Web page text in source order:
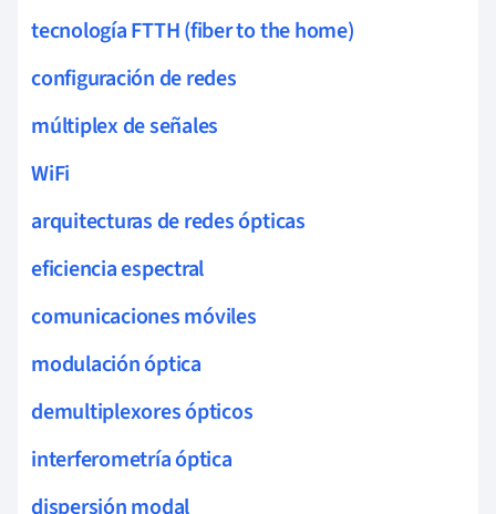
tecnología FTTH (fiber to the home)
configuración de redes
múltiplex de señales
WiFi
arquitecturas de redes ópticas
eficiencia espectral
comunicaciones móviles
modulación óptica
demultiplexores ópticos
interferometría óptica
dispersión modal